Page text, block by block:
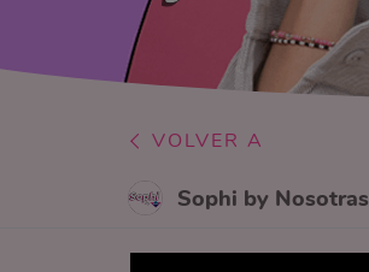
VOLVER A
Sophi by Nosotras